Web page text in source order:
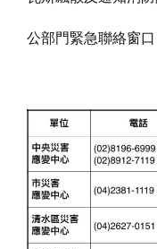
公部門緊急聯絡窗口